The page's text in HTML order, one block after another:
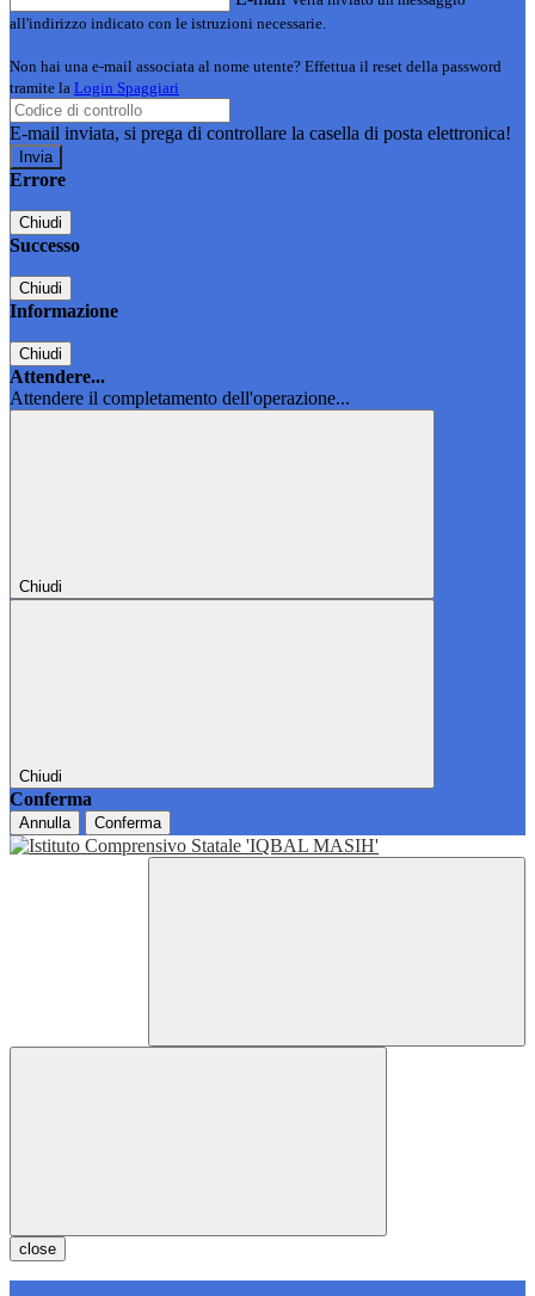
all'indirizzo indicato con le istruzioni necessarie.
Non hai una e-mail associata al nome utente? Effettua il reset della password
tramite la Login Spaggiari
E-mail inviata, si prega di controllare la casella di posta elettronica!
Errore
Chiudi
Successo
Chiudi
Informazione
Chiudi
Attendere...
Attendere il completamento dell'operazione...
Chiudi
Chiudi
Conferma
Annulla Conferma
close